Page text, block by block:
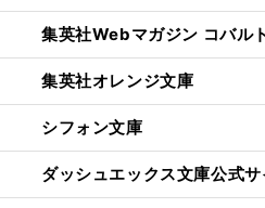
集英社Webマガジン コバルト
集英社オレンジ文庫
シフォン文庫
ダッシュエックス文庫公式サ